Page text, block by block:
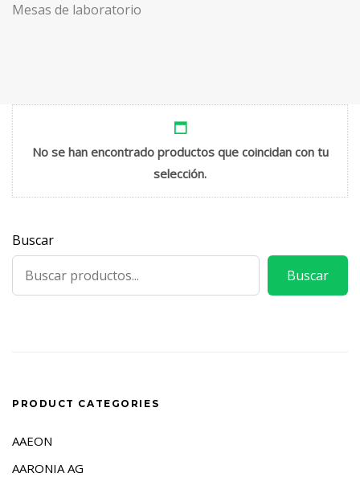
Mesas de laboratorio
No se han encontrado productos que coincidan con tu
selección.
Buscar
Buscar
PRODUCT CATEGORIES
AAEON
AARONIA AG